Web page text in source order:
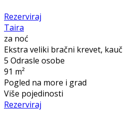
Rezerviraj
Taira
za noć
Ekstra veliki bračni krevet, kauč
5 Odrasle osobe
91 m²
Pogled na more i grad
Više pojedinosti
Rezerviraj